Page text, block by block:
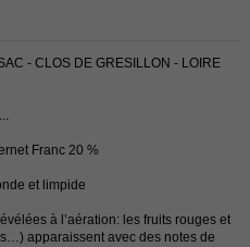
- CLOS DE GRESILLON - LOIRE
Franc 20 %
et limpide
à l’aération: les fruits rouges et
apparaissent avec des notes de